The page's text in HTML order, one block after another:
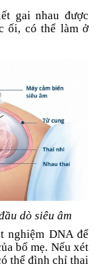
gai nhau được
ối, có thể làm ở
dò siêu âm
nghiệm DNA để
bố mẹ. Nếu xét
thể đình chỉ thai